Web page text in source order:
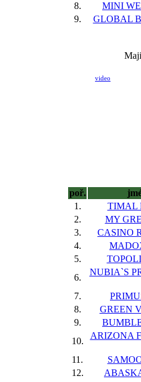
8.
MINI
9.
GLOBAL
video
poř.
1.
TIMAL
2.
MY
3.
CASINO
4.
5.
6.
NUBIA`S
7.
8.
GREEN
9.
10.
ARIZONA
11.
12.